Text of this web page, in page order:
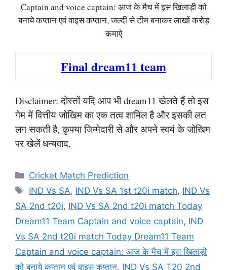
Captain and voice captain: आज के मैच में इस खिलाड़ी को
बनाये कप्तान एवं वाइस कप्तान, जल्दी से टीम बनाकर लाखों करोड़
कमाऐ
Final dream11 team
Disclaimer: दोस्तों यदि आप भी dream11 खेलते हैं तो इस
गेम में वित्तीय जोखिम का एक तत्व शामिल है और इसकी लत
लग सकती है, कृपया जिम्मेदारी से और अपने स्वयं के जोखिम
पर खेलें धन्यवाद,
Categories
Cricket Match Prediction
Tags
IND Vs SA, IND Vs SA 1st t20i match, IND Vs
SA 2nd t20i, IND Vs SA 2nd t20i match Today
Dream11 Team Captain and voice captain, IND
Vs SA 2nd t20i match Today Dream11 Team
Captain and voice captain: आज के मैच में इस खिलाड़ी
को बनाये कप्तान एवं वाइस कप्तान, IND Vs SA T20 2nd